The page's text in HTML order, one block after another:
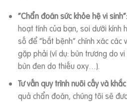
“Chẩn đoán sức khỏe hệ vi sinh”:
hoạt tính của bạn, soi dưới kính
số để “bắt bệnh” chính xác
gặp phải (ví dụ: bùn trương do
bùn đen do thiếu oxy…).
Tư vấn quy trình nuôi cấy và
quả chẩn đoán, chúng tôi sẽ